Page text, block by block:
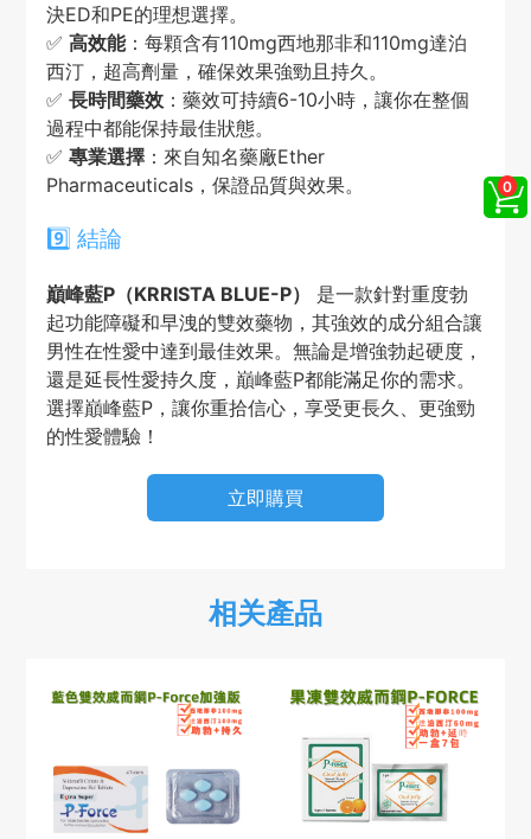
決ED和PE的理想選擇。
✅ 高效能：每顆含有110mg西地那非和110mg達泊
西汀，超高劑量，確保效果強勁且持久。
✅ 長時間藥效：藥效可持續6-10小時，讓你在整個
過程中都能保持最佳狀態。
✅ 專業選擇：來自知名藥廠Ether
Pharmaceuticals，保證品質與效果。
9️⃣ 結論
巔峰藍P（KRRISTA BLUE-P）
是一款針對重度勃
起功能障礙和早洩的雙效藥物，其強效的成分組合讓
男性在性愛中達到最佳效果。無論是增強勃起硬度，
還是延長性愛持久度，巔峰藍P都能滿足你的需求。
選擇巔峰藍P，讓你重拾信心，享受更長久、更強勁
的性愛體驗！
立即購買
相关產品